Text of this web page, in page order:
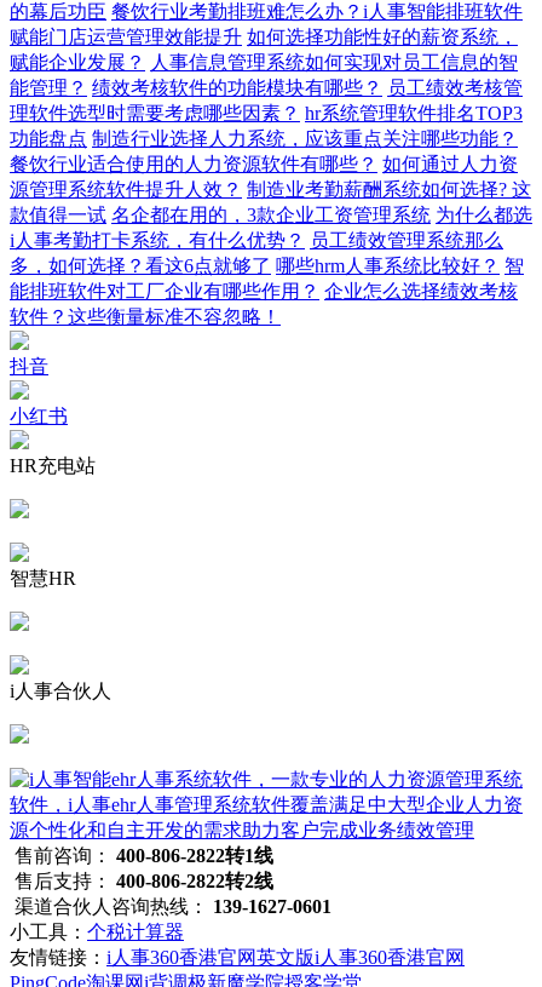
的幕后功臣 餐饮行业考勤排班难怎么办？i人事智能排班软件
赋能门店运营管理效能提升 如何选择功能性好的薪资系统，
赋能企业发展？
人事信息管理系统如何实现对员工信息的智
能管理？ 绩效考核软件的功能模块有哪些？
员工绩效考核管
理软件选型时需要考虑哪些因素？ hr系统管理软件排名TOP3
功能盘点 制造行业选择人力系统，应该重点关注哪些功能？
餐饮行业适合使用的人力资源软件有哪些？ 如何通过人力资
源管理系统软件提升人效？ 制造业考勤薪酬系统如何选择? 这
款值得一试 名企都在用的，3款企业工资管理系统 为什么都选
i人事考勤打卡系统，有什么优势？
员工绩效管理系统那么
多，如何选择？看这6点就够了 哪些hrm人事系统比较好？ 智
能排班软件对工厂企业有哪些作用？ 企业怎么选择绩效考核
软件？这些衡量标准不容忽略！
抖音
小红书
HR充电站
智慧HR
i人事合伙人
售前咨询：
400-806-2822转1线
售后支持：
400-806-2822转2线
渠道合伙人咨询热线：
139-1627-0601
小工具： 个税计算器
友情链接： i人事360香港官网英文版i人事360香港官网